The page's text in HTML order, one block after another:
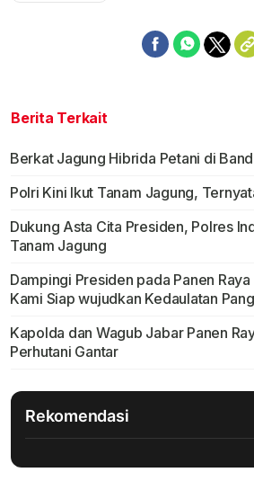
Berita Terkait
Berkat Jagung Hibrida Petani di
Polri Kini Ikut Tanam Jagung,
Dukung Asta Cita Presiden, Polres
Tanam Jagung
Dampingi Presiden pada Panen
Kami Siap wujudkan Kedaulatan
Kapolda dan Wagub Jabar Panen
Perhutani Gantar
Rekomendasi